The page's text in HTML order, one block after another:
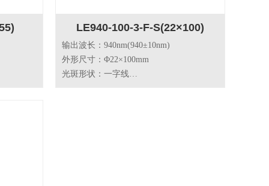
LE940-100-3-F-S(22×100)
输出波长：940nm(940±10nm)
外形尺寸：Φ22×100mm
光斑形状：一字线